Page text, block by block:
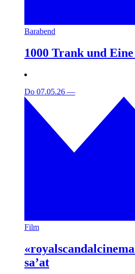
Barabend
1000 Trank und
Do 07.05.26 —
Film
sa’at